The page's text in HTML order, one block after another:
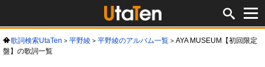
歌詞検索UtaTen 平野綾 平野綾のアルバム一覧
AYA MUSEUM【初回限定
盤】の歌詞一覧